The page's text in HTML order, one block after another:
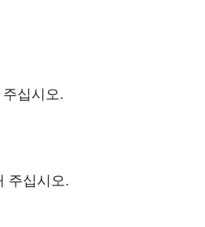
십시오.
주십시오.